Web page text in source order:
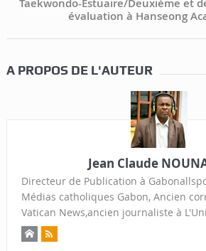
Taekwondo-Estuaire/Deuxième et
évaluation à Hanseong
A PROPOS DE L'AUTEUR
Jean Claude
Directeur de Publication à
Médias catholiques Gabon, Ancien
Vatican News,ancien journaliste à